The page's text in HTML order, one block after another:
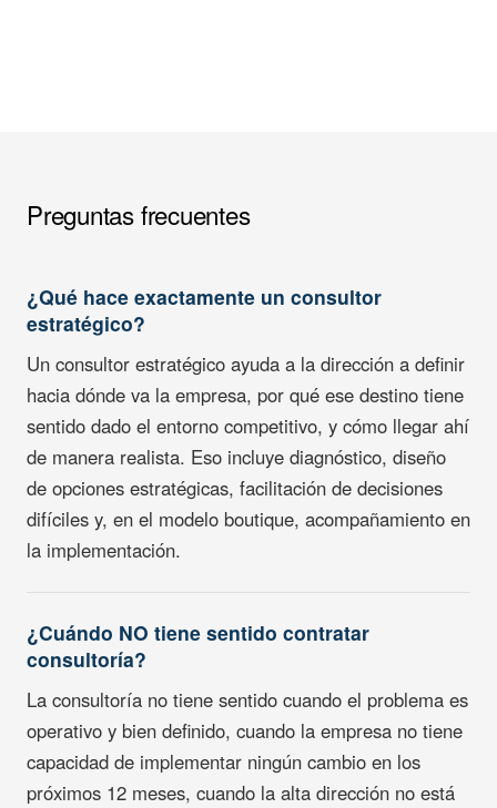
Preguntas frecuentes
¿Qué hace exactamente un consultor
estratégico?
Un consultor estratégico ayuda a la dirección a definir
hacia dónde va la empresa, por qué ese destino tiene
sentido dado el entorno competitivo, y cómo llegar ahí
de manera realista. Eso incluye diagnóstico, diseño
de opciones estratégicas, facilitación de decisiones
difíciles y, en el modelo boutique, acompañamiento en
la implementación.
¿Cuándo NO tiene sentido contratar
consultoría?
La consultoría no tiene sentido cuando el problema es
operativo y bien definido, cuando la empresa no tiene
capacidad de implementar ningún cambio en los
próximos 12 meses, cuando la alta dirección no está